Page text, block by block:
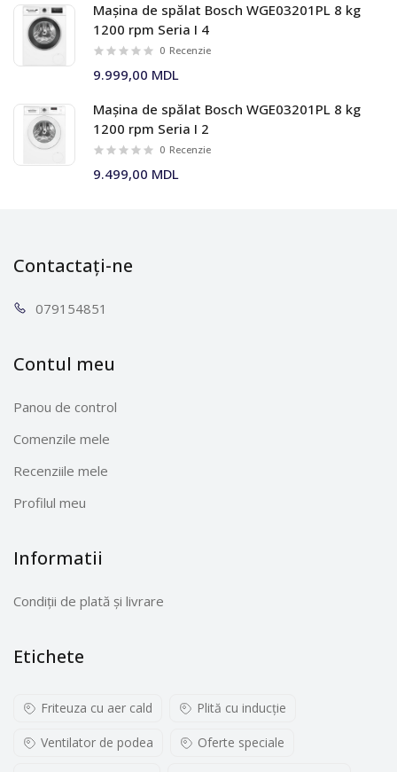
Mașina de spălat Bosch WGE03201PL 8 kg
1200 rpm Seria I 4
0 Recenzie
9.999,00 MDL
Mașina de spălat Bosch WGE03201PL 8 kg
1200 rpm Seria I 2
0 Recenzie
9.499,00 MDL
Contactați-ne
0791 54851
Contul meu
Panou de control
Comenzile mele
Recenziile mele
Profilul meu
Informatii
Condiții de plată și livrare
Etichete
Friteuza cu aer cald Plită cu inducţie
Ventilator de podea Oferte speciale